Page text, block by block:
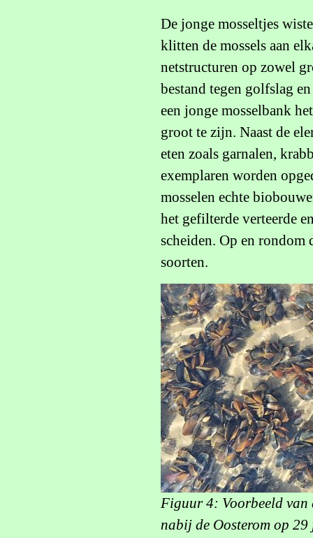
De jonge mosseltjes
klitten de mossels aan
netstructuren op zowel
bestand tegen golfslag
een jonge mosselbank
groot te zijn. Naast de
eten zoals garnalen,
exemplaren worden
mosselen echte
het gefilterde verteerde
scheiden. Op en rondom
soorten.
Figuur 4: Voorbeeld van
nabij de Oosterom op